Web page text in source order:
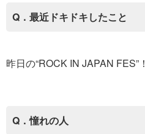
Q．最近ドキドキしたこと
昨日の“ROCK IN JAPAN FES”！
Q．憧れの人